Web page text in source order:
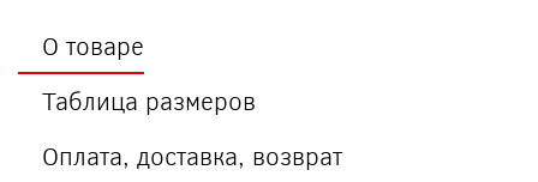
О товаре
Таблица размеров
Оплата, доставка, возврат